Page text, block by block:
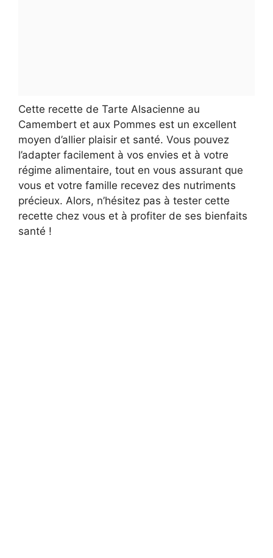
Cette recette de Tarte Alsacienne au
Camembert et aux Pommes est un excellent
moyen d’allier plaisir et santé. Vous pouvez
l’adapter facilement à vos envies et à votre
régime alimentaire, tout en vous assurant que
vous et votre famille recevez des nutriments
précieux. Alors, n’hésitez pas à tester cette
recette chez vous et à profiter de ses bienfaits
santé !